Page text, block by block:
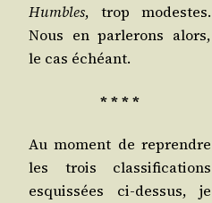
Humbles, trop modestes.
Nous en par­le­rons alors,
le cas échéant.
* * * *
Au moment de reprendre
les trois clas­si­fi­ca­tions
esquis­sées ci-des­sus, je